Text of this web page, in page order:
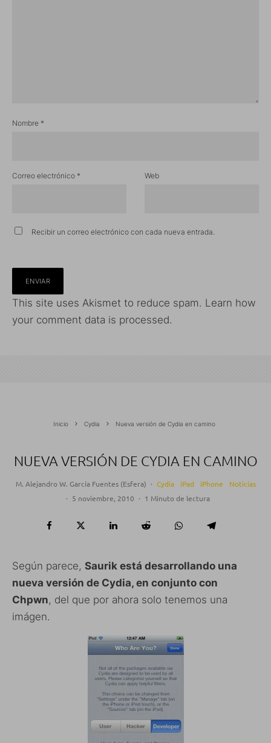
Nombre *
Correo electrónico * Web
Recibir un correo electrónico con cada nueva entrada.
This site uses Akismet to reduce spam. Learn how
your comment data is processed.
Inicio Cydia Nueva versión de Cydia en camino
NUEVA VERSIÓN DE CYDIA EN CAMINO
M. Alejandro W. García Fuentes (Esfera) · Cydia iPad iPhone
Noticias
· 5 noviembre, 2010 · 1 Minuto de lectura
Según parece, Saurik está desarrollando una
nueva versión de Cydia, en conjunto con
Chpwn, del que por ahora solo tenemos una
imágen.